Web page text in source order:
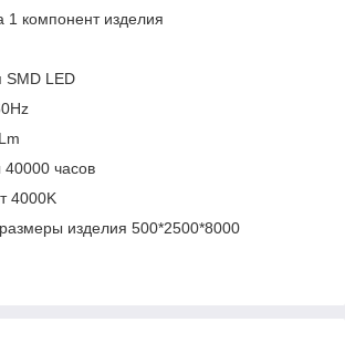
1 компонент изделия
SMD LED
часов
4000K
изделия 500*2500*8000